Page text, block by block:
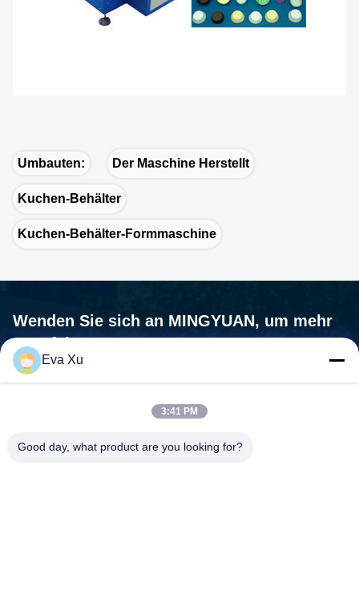
Umbauten: Der Maschine Herstellt
Kuchen-Behälter
Kuchen-Behälter-Formmaschine
Wenden Sie sich an MINGYUAN, um mehr
zu erfahren.
Wir sind nicht nur ein Maschinenlieferant, wir sind Ihr Partner, Ihr
Ruian, Provinz Zhejiang - 325200 China
Eva Xu
3:41 PM
Good day, what product are you looking for?